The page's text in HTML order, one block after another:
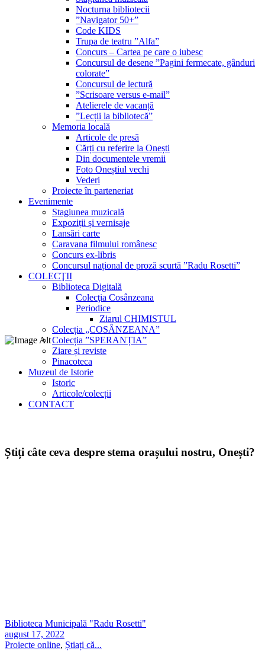
Nocturna bibliotecii
”Navigator 50+”
Code KIDS
Trupa de teatru ”Alfa”
Concurs – Cartea pe care o iubesc
Concursul de desene ”Pagini fermecate, gânduri
colorate”
Concursul de lectură
”Scrisoare versus e-mail”
Atelierele de vacanță
”Lecții la bibliotecă”
Memoria locală
Articole de presă
Cărți cu referire la Onești
Din documentele vremii
Foto Oneștiul vechi
Vederi
Proiecte în parteneriat
Evenimente
Stagiunea muzicală
Expoziții și vernisaje
Lansări carte
Caravana filmului românesc
Concurs ex-libris
Concursul național de proză scurtă ”Radu Rosetti”
COLECŢII
Biblioteca Digitală
Colecţia Cosânzeana
Periodice
Ziarul CHIMISTUL
Colecția „COSÂNZEANA”
Colecția ”SPERANȚIA”
Ziare și reviste
Pinacoteca
Muzeul de Istorie
Istoric
Articole/colecții
CONTACT
Știți câte ceva despre stema orașului nostru, Onești?
Biblioteca Municipală "Radu Rosetti"
august 17, 2022
Proiecte online, Știați că...